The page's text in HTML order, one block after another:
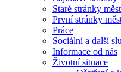
Staré stránky
První stránky
Práce
Sociální a další
Informace od nás
Životní situace